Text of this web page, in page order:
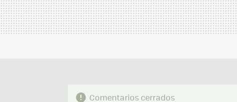
Comentarios cerrados